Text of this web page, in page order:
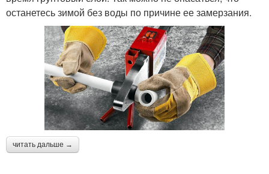
останетесь зимой без воды по причине ее замерзания.
читать дальше →